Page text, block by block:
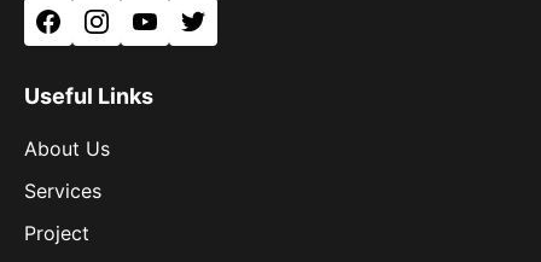
FacebookInstagramYouTubeTwitter
Useful Links
About Us
Services
Project